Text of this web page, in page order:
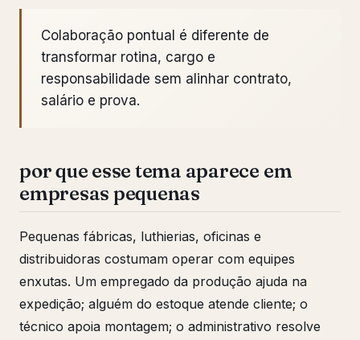
Colaboração pontual é diferente de
transformar rotina, cargo e
responsabilidade sem alinhar contrato,
salário e prova.
por que esse tema aparece em
empresas pequenas
Pequenas fábricas, luthierias, oficinas e
distribuidoras costumam operar com equipes
enxutas. Um empregado da produção ajuda na
expedição; alguém do estoque atende cliente; o
técnico apoia montagem; o administrativo resolve